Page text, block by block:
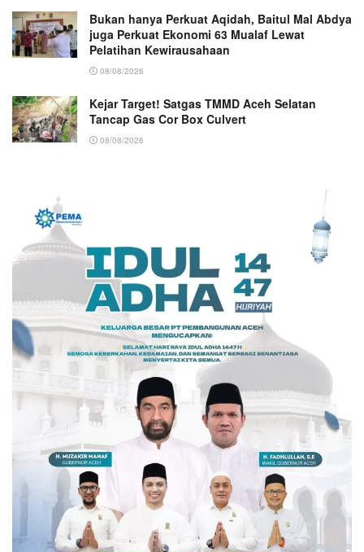
Bukan hanya Perkuat Aqidah, Baitul Mal Abdya
juga Perkuat Ekonomi 63 Mualaf Lewat
Pelatihan Kewirausahaan
08/08/2026
Kejar Target! Satgas TMMD Aceh Selatan
Tancap Gas Cor Box Culvert
08/08/2026